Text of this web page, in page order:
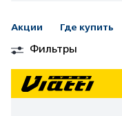
Акции Где купить
Фильтры